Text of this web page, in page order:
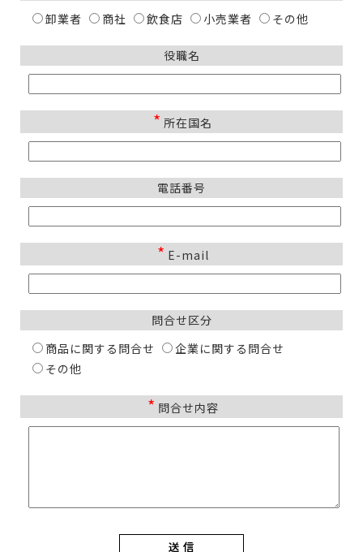
卸業者
商社 飲食店 小売業者 その他
役職名
* 所在国名
電話番号
* E-mail
問合せ区分
商品に関する問合せ
企業に関する問合せ
その他
* 問合せ内容